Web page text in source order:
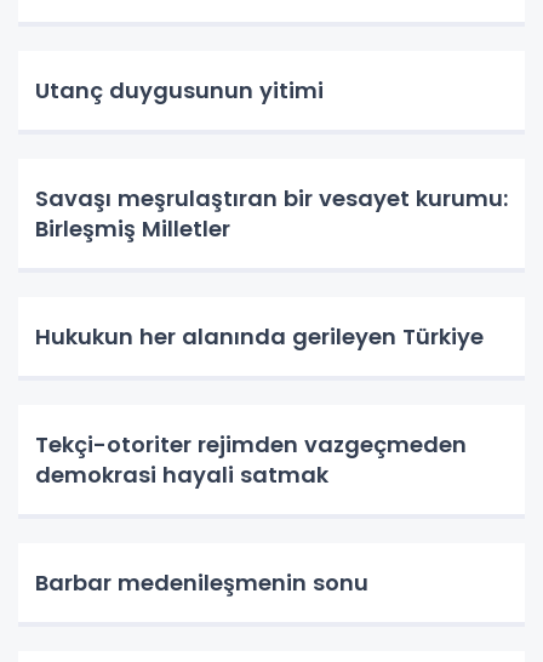
Utanç duygusunun yitimi
Savaşı meşrulaştıran bir vesayet kurumu:
Birleşmiş Milletler
Hukukun her alanında gerileyen Türkiye
Tekçi-otoriter rejimden vazgeçmeden
demokrasi hayali satmak
Barbar medenileşmenin sonu